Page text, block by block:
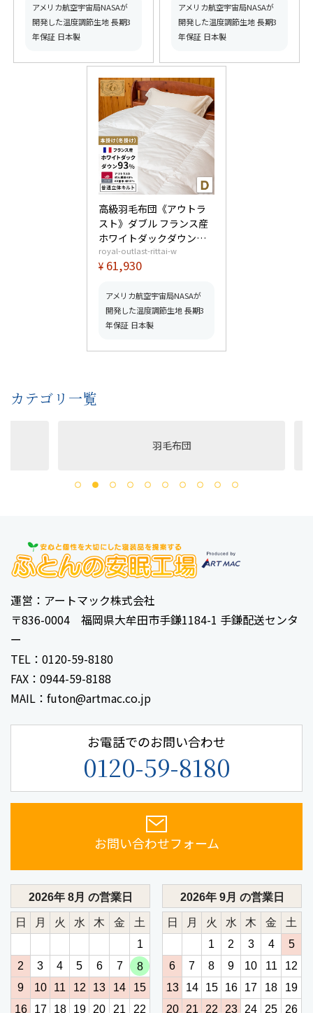
とんマーク取得】
アメリカ航空宇宙局NASAが
開発した温度調節生地 長期3
年保証 日本製
ふとんマーク取得】
アメリカ航空宇宙局NASAが
開発した温度調節生地 長期3
年保証 日本製
高級羽毛布団《アウトラ
スト》ダブル フランス産
ホワイトダックダウン
93% (400dp以上) 羽毛量
1.6kg 【5つ星ロイヤルゴ
とんマーク取得】
royal-outlast-rittai-w
¥ 61,930
アメリカ航空宇宙局NASAが
開発した温度調節生地 長期3
年保証 日本製
カテゴリ一覧
羽毛布団
運営：アートマック株式会社
〒836-0004 福岡県大牟田市手鎌1184-1 手鎌配送センタ
ー
TEL：0120-59-8180
FAX：0944-59-8188
MAIL：futon@artmac.co.jp
お電話でのお問い合わせ
0120-59-8180
お問い合わせフォーム